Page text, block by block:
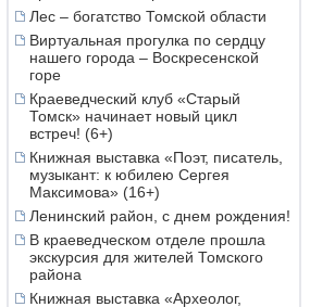
Лес – богатство Томской области
Виртуальная прогулка по сердцу
нашего города – Воскресенской
горе
Краеведческий клуб «Старый
Томск» начинает новый цикл
встреч! (6+)
Книжная выставка «Поэт, писатель,
музыкант: к юбилею Сергея
Максимова» (16+)
Ленинский район, с днем рождения!
В краеведческом отделе прошла
экскурсия для жителей Томского
района
Книжная выставка «Археолог,